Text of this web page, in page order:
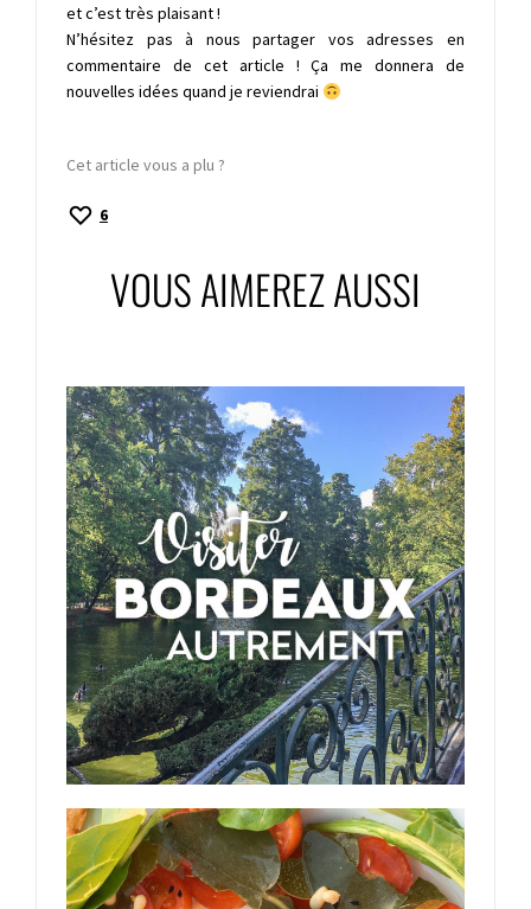
et c’est très plaisant !
N’hésitez pas à nous partager vos adresses en
commentaire de cet article ! Ça me donnera de
nouvelles idées quand je reviendrai
Cet article vous a plu ?
6
VOUS AIMEREZ AUSSI